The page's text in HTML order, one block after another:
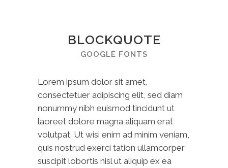
BLOCKQUOTE
GOOGLE FONTS
Lorem ipsum dolor sit amet,
consectetuer adipiscing elit, sed diam
nonummy nibh euismod tincidunt ut
laoreet dolore magna aliquam erat
volutpat. Ut wisi enim ad minim veniam,
quis nostrud exerci tation ullamcorper
suscipit lobortis nisl ut aliquip ex ea